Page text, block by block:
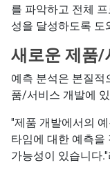
를 파악하고 전체
성을 달성하도록 도
새로운 제품/
예측 분석은 본질적
품/서비스 개발에
''제품 개발에서의
타임에 대한 예측을
가능성이 있습니다